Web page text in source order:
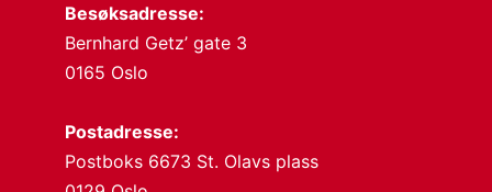
Besøksadresse:
Bernhard Getz’ gate 3
0165 Oslo
Postadresse:
Postboks 6673 St. Olavs plass